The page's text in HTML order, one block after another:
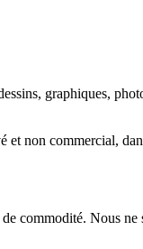
graphiques,
non commercial,
commodité. Nous ne